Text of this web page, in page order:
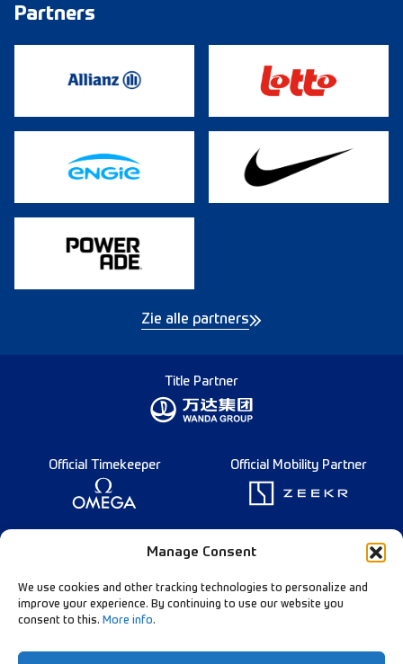
Manage Consent
We use cookies and other tracking technologies to personalize and
improve your experience. By continuing to use our website you
consent to this. More info.
Partners
Zie alle partners
Title Partner
Official Timekeeper Official Mobility Partner
Founding Partner